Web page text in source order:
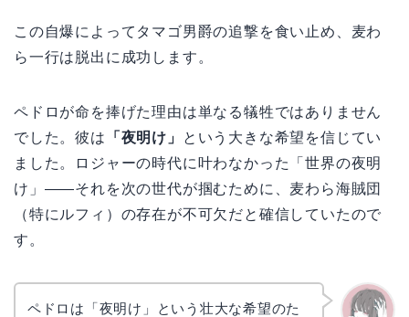
この自爆によってタマゴ男爵の追撃を食い止め、麦わ
ら一行は脱出に成功します。
ペドロが命を捧げた理由は単なる犠牲ではありません
でした。彼は
「夜明け」
という大きな希望を信じてい
ました。ロジャーの時代に叶わなかった「世界の夜明
け」——それを次の世代が掴むために、麦わら海賊団
（特にルフィ）の存在が不可欠だと確信していたので
す。
ペドロは「夜明け」という壮大な希望のた